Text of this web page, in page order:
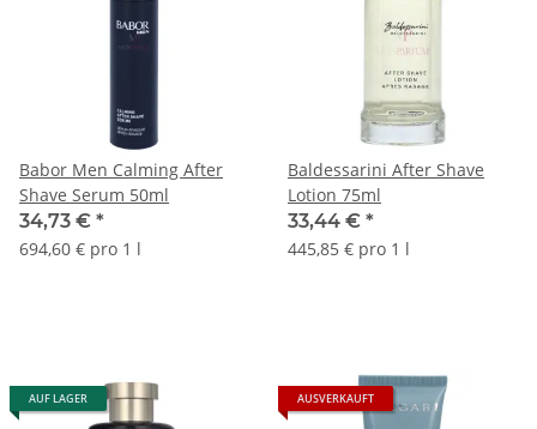
Babor Men Calming After
Shave Serum 50ml
34,73 € *
694,60 € pro 1 l
Baldessarini After Shave
Lotion 75ml
33,44 € *
445,85 € pro 1 l
AUF LAGER AUSVERKAUFT